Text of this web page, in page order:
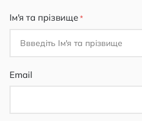
Ім'я та прізвище
Email